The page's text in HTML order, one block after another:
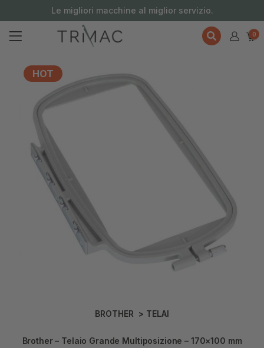
Le migliori macchine al miglior servizio.
0
HOT
BROTHER > TELAI
Brother – Telaio Grande Multiposizione – 170×100 mm